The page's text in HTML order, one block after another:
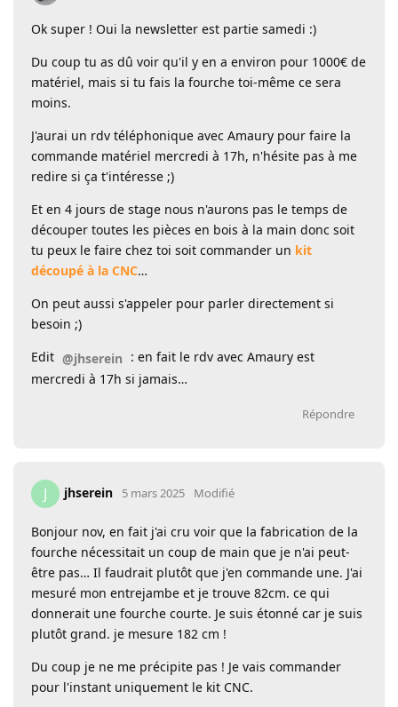
Ok super ! Oui la newsletter est partie samedi :)
Du coup tu as dû voir qu'il y en a environ pour 1000€ de
matériel, mais si tu fais la fourche toi-même ce sera
moins.
J'aurai un rdv téléphonique avec Amaury pour faire la
commande matériel mercredi à 17h, n'hésite pas à me
redire si ça t'intéresse ;)
Et en 4 jours de stage nous n'aurons pas le temps de
découper toutes les pièces en bois à la main donc soit
tu peux le faire chez toi soit commander un kit
découpé à la CNC…
On peut aussi s'appeler pour parler directement si
besoin ;)
Edit @jhserein : en fait le rdv avec Amaury est
mercredi à 17h si jamais…
Répondre
J jhserein 5 mars 2025 Modifié
Bonjour nov, en fait j'ai cru voir que la fabrication de la
fourche nécessitait un coup de main que je n'ai peut-
être pas… Il faudrait plutôt que j'en commande une. J'ai
mesuré mon entrejambe et je trouve 82cm. ce qui
donnerait une fourche courte. Je suis étonné car je suis
plutôt grand. je mesure 182 cm !
Du coup je ne me précipite pas ! Je vais commander
pour l'instant uniquement le kit CNC.